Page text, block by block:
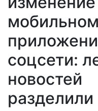
мобильном
соцсети:
новостей
разделили